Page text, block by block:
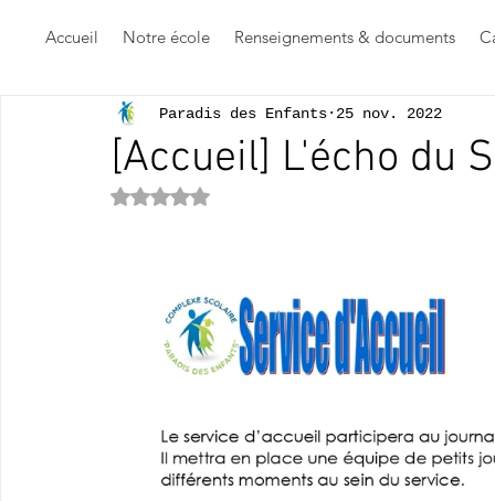
Accueil Notre école Renseignements & documents
[Accueil] L'écho du
Paradis des Enfants 25 nov. 2022
Noté NaN étoiles sur 5.